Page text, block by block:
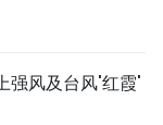
强风及台风'红霞'